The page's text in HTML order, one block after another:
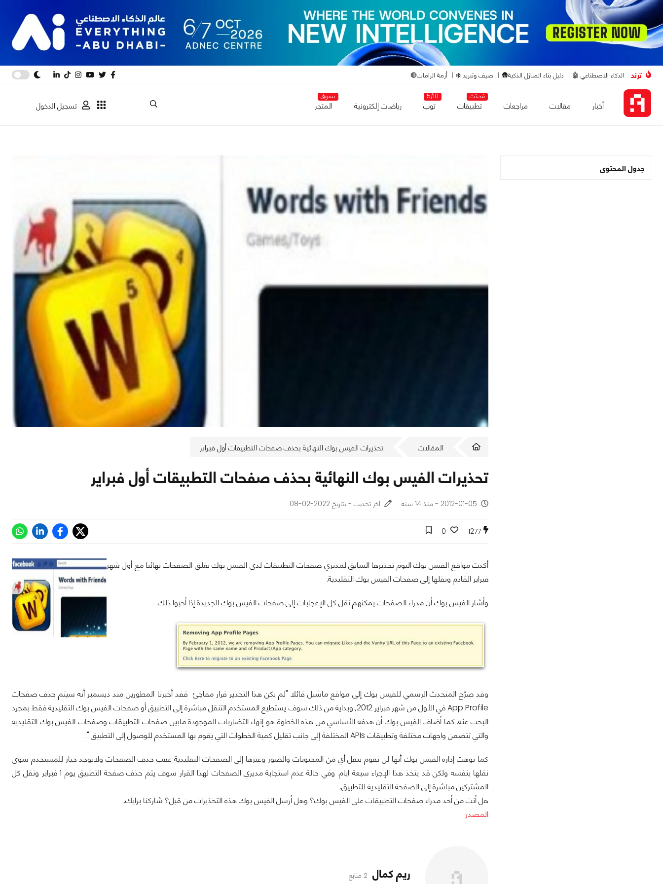
ترند الذكاء الاصطناعي 🤖 دليل بناء المنازل الذكية🛖 صيف وتبريد ❄️ أزمة الرامات🔴
أخبار مقالات مراجعات
مُحدّث
تطبيقات
5/10
توب رياضات إلكترونية
تسوق
المتجر تسجيل الدخول
جدول المحتوى
المقالات تحذيرات الفيس بوك النهائية بحذف صفحات التطبيقات أول فبراير
تحذيرات الفيس بوك النهائية بحذف صفحات التطبيقات أول فبراير
2012-01-05 - منذ 14 سنة اخر تحديث - بتاريخ 2022-02-08
1277
0
أكدت مواقع الفيس بوك اليوم تحذيرها السابق لمديري صفحات التطبيقات لدى الفيس بوك بغلق الصفحات نهائيا مع أول شهر
فبراير القادم ونقلها إلى صفحات الفيس بوك التقليدية.
وأشار الفيس بوك أن مدراء الصفحات يمكنهم نقل كل الإعجابات إلى صفحات الفيس بوك الجديدة إذا أحبوا ذلك.
وقد صرّح المتحدث الرسمي للفيس بوك إلى مواقع ماشبل قائلا "لم يكن هذا التحذير قرار مفاجئ قفد أخبرنا المطورين منذ ديسمبر أنه سيتم حذف صفحات
App Profile في الأول من شهر فبراير 2012, وبداية من ذلك سوف يستطيع المستخدم التنقل مباشرة إلى التطبيق أو صفحات الفيس بوك التقليدية فقط بمجرد
البحث عنه. كما أضاف الفيس بوك أن هدفه الأساسي من هذه الخطوة هو إنهاء التضاربات الموجودة مابين صفحات التطبيقات وصفحات الفيس بوك التقليدية
والتي تتضمن واجهات مختلفة وتطبيقات APIs المختلفة إلى جانب تقليل كمية الخطوات التي يقوم بها المستخدم للوصول إلى التطبيق.".
كما نوهت إدارة الفيس بوك أنها لن تقوم بنقل أي من المحتويات والصور وغيرها إلى الصفحات التقليدية عقب حذف الصفحات ولايوجد خيار للمستخدم سوى
نقلها بنفسه ولكن قد يتخذ هذا الإجراء سبعة ايام. وفي حالة عدم استجابة مديري الصفحات لهذا القرار سوف يتم حذف صفحة التطبيق يوم 1 فبراير ونقل كل
المشتركين مباشرة إلى الصفحة التقليدية للتطبيق.
هل أنت من أحد مدراء صفحات التطبيقات على الفيس بوك؟ وهل أرسل الفيس بوك هذه التحذيرات من قبل؟ شاركنا برايك..
المصدر
ريم كمال 2 متابع